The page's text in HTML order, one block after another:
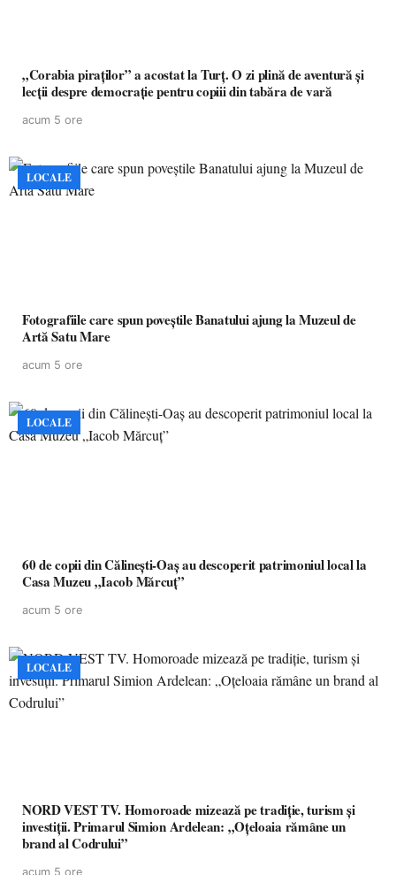
„Corabia piraților” a acostat la Turț. O zi plină de aventură și
lecții despre democrație pentru copiii din tabăra de vară
acum 5 ore
LOCALE
Fotografiile care spun poveștile Banatului ajung la Muzeul de
Artă Satu Mare
acum 5 ore
LOCALE
60 de copii din Călinești-Oaș au descoperit patrimoniul local la
Casa Muzeu „Iacob Mărcuț”
acum 5 ore
LOCALE
NORD VEST TV. Homoroade mizează pe tradiție, turism și
investiții. Primarul Simion Ardelean: „Oțeloaia rămâne un
brand al Codrului”
acum 5 ore